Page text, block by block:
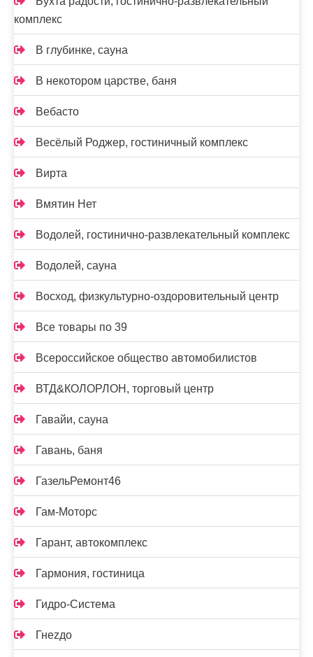
комплекс
В глубинке, сауна
В некотором царстве, баня
Вебасто
Весёлый Роджер, гостиничный комплекс
Вирта
Вмятин Нет
Водолей, гостинично-развлекательный комплекс
Водолей, сауна
Восход, физкультурно-оздоровительный центр
Все товары по 39
Всероссийское общество автомобилистов
ВТД&КОЛОРЛОН, торговый центр
Гавайи, сауна
Гавань, баня
ГазельРемонт46
Гам-Моторс
Гарант, автокомплекс
Гармония, гостиница
Гидро-Система
Гнеzдо